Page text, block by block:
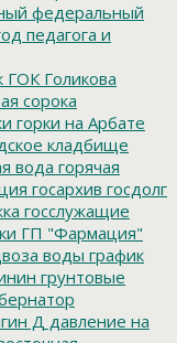
федеральный
педагога и
ГОК Голикова
сорока
горки на Арбате
кладбище
вода горячая
госархив госдолг
госслужащие
ГП "Фармация"
воды график
грунтовые
Д давление на